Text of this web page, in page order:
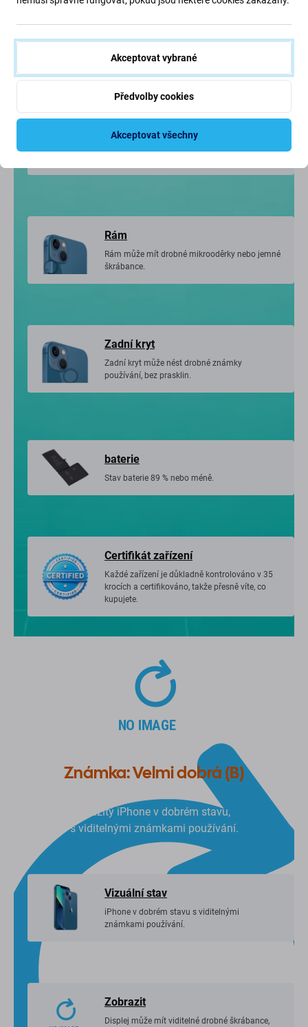
iPhone ve velmi dobrém stavu, může nést jen
Rám
Rám může mít drobné mikrooděrky nebo jemné
škrábance.
Zadní kryt
Zadní kryt může nést drobné známky
používání, bez prasklin.
baterie
Stav baterie 89 % nebo méně.
Certifikát zařízení
Každé zařízení je důkladně kontrolováno v 35
krocích a certifikováno, takže přesně víte, co
kupujete.
Známka: Velmi dobrá (B)
Použitý iPhone v dobrém stavu,
s viditelnými známkami používání.
Vizuální stav
iPhone v dobrém stavu s viditelnými
známkami používání.
Zobrazit
Displej může mít viditelné drobné škrábance,
Akceptovat vybrané
Předvolby cookies
Akceptovat všechny